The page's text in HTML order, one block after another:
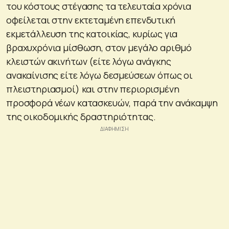
του κόστους στέγασης τα τελευταία χρόνια
οφείλεται στην εκτεταμένη επενδυτική
εκμετάλλευση της κατοικίας, κυρίως για
βραχυχρόνια μίσθωση, στον μεγάλο αριθμό
κλειστών ακινήτων (είτε λόγω ανάγκης
ανακαίνισης είτε λόγω δεσμεύσεων όπως οι
πλειστηριασμοί) και στην περιορισμένη
προσφορά νέων κατασκευών, παρά την ανάκαμψη
της οικοδομικής δραστηριότητας.